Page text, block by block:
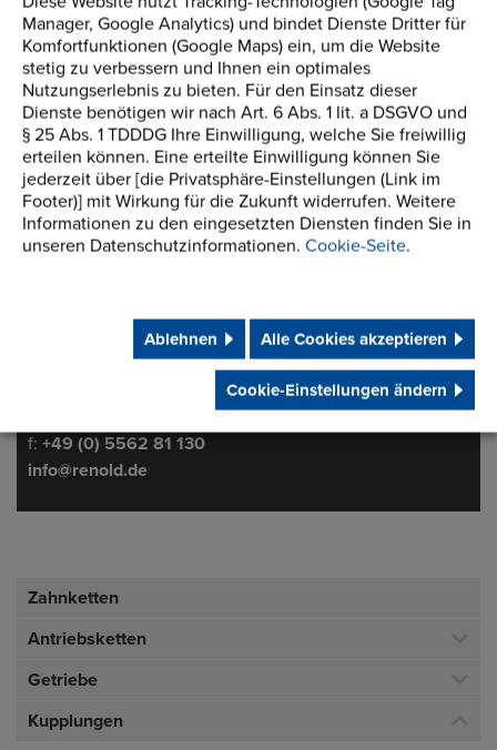
Manager, Google Analytics) und bindet Dienste Dritter für
Komfortfunktionen (Google Maps) ein, um die Website
stetig zu verbessern und Ihnen ein optimales
Nutzungserlebnis zu bieten. Für den Einsatz dieser
Dienste benötigen wir nach Art. 6 Abs. 1 lit. a DSGVO und
§ 25 Abs. 1 TDDDG Ihre Einwilligung, welche Sie freiwillig
erteilen können. Eine erteilte Einwilligung können Sie
jederzeit über [die Privatsphäre-Einstellungen (Link im
Footer)] mit Wirkung für die Zukunft widerrufen. Weitere
Informationen zu den eingesetzten Diensten finden Sie in
unseren Datenschutzinformationen. Cookie-Seite.
Ablehnen Alle Cookies akzeptieren
Cookie-Einstellungen ändern
Postfach 1635+1645
37574 Einbeck-Juliusmühle
f: +49 (0) 5562 81 130
info@renold.de
Zahnketten
Antriebsketten
Getriebe
Kupplungen